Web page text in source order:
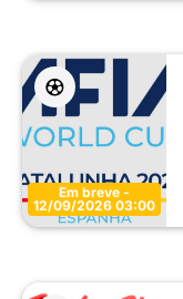
Em breve -
12/09/2026 03:00